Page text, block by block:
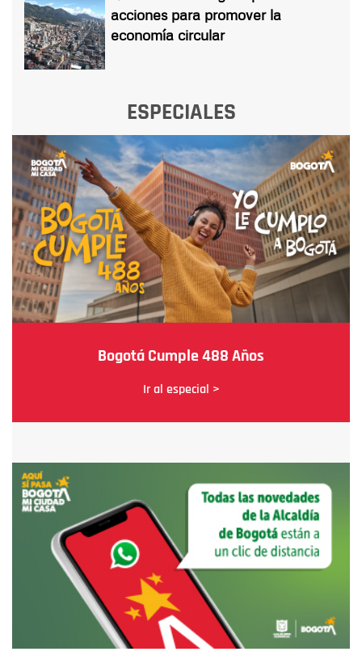
acciones para promover la
economía circular
ESPECIALES
Bogotá Cumple 488 Años
Ir al especial >